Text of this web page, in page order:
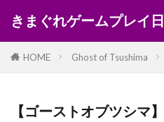
きまぐれゲームプレイ
HOME Ghost of Tsushima
【ゴーストオブツシマ